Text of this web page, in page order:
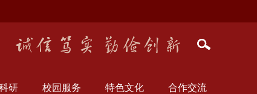
研 校园服务 特色文化 合作交流